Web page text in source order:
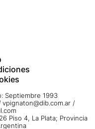
Septiembre 1993
vpignaton@dib.com.ar /
Piso 4, La Plata; Provincia